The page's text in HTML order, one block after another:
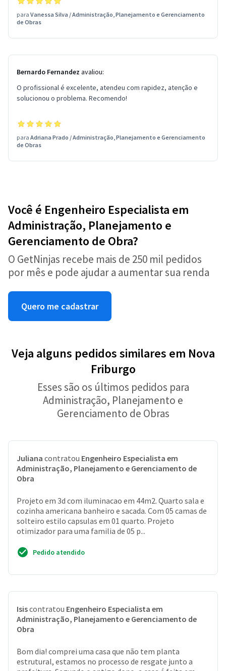
para Vanessa Silva /Administração, Planejamento e Gerenciamento
de Obras
Bernardo Fernandez avaliou:
O profissional é excelente, atendeu com rapidez, atenção e
solucionou o problema. Recomendo!
para Adriana Prado /Administração, Planejamento e Gerenciamento
de Obras
Você é Engenheiro Especialista em
Administração, Planejamento e
Gerenciamento de Obra?
O GetNinjas recebe mais de 250 mil pedidos
por mês e pode ajudar a aumentar sua renda
Quero me cadastrar
Veja alguns pedidos similares em Nova
Friburgo
Esses são os últimos pedidos para
Administração, Planejamento e
Gerenciamento de Obras
Juliana contratou Engenheiro Especialista em
Administração, Planejamento e Gerenciamento de
Obra
Projeto em 3d com iluminacao em 44m2. Quarto sala e
cozinha americana banheiro e sacada. Com 05 camas de
solteiro estilo capsulas em 01 quarto. Projeto
otimizador para uma familia de 05 p...
Pedido atendido
Isiscontratou Engenheiro Especialista em
Administração, Planejamento e Gerenciamento de
Obra
Bom dia! comprei uma casa que não tem planta
estrutural, estamos no processo de resgate junto a